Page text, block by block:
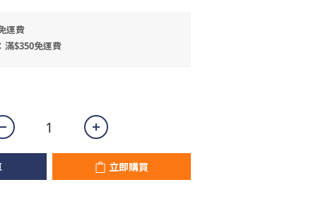
運費
滿$350免運費
立即購買